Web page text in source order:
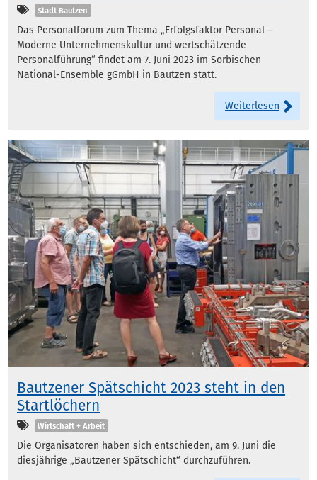
Kategorien
Stadt Bautzen
Das Personalforum zum Thema „Erfolgsfaktor Personal –
Moderne Unternehmenskultur und wertschätzende
Personalführung“ findet am 7. Juni 2023 im Sorbischen
National-Ensemble gGmbH in Bautzen statt.
Weiterlesen
Bautzener Spätschicht 2023 steht in den
Startlöchern
Kategorien
Wirtschaft + Arbeit
Die Organisatoren haben sich entschieden, am 9. Juni die
diesjährige „Bautzener Spätschicht“ durchzuführen.